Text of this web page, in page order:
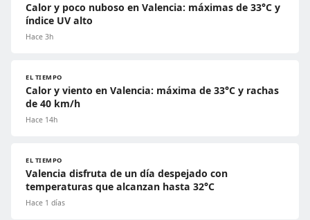
Calor y poco nuboso en Valencia: máximas de 33°C y
índice UV alto
Hace 3h
EL TIEMPO
Calor y viento en Valencia: máxima de 33°C y rachas
de 40 km/h
Hace 14h
EL TIEMPO
Valencia disfruta de un día despejado con
temperaturas que alcanzan hasta 32°C
Hace 1 días